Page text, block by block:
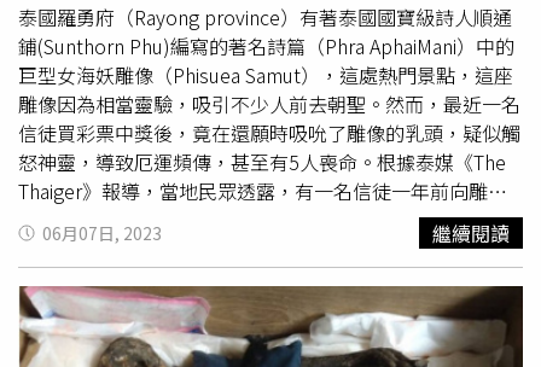
泰國羅勇府（Rayong province）有著泰國國寶級詩人順通
鋪(Sunthorn Phu)編寫的著名詩篇（Phra AphaiMani）中的
巨型女海妖雕像（Phisuea Samut），這處熱門景點，這座
雕像因為相當靈驗，吸引不少人前去朝聖。然而，最近一名
信徒買彩票中獎後，竟在還願時吸吮了雕像的乳頭，疑似觸
怒神靈，導致厄運頻傳，甚至有5人喪命。根據泰媒《The
Thaiger》報導，當地民眾透露，有一名信徒一年前向雕像
許願，希望買了彩票可以中獎，若願望達成，他將重回故地
吸吮雕像的乳頭以示答謝。沒想到這名信徒果真願望成真，
而他也信守承諾，吸吮了雕像的乳頭。未料這名信徒還願
後，當地開始接連發生一連串的厄運，先是有3人在一場車
禍中慘烈喪生，最近一周又有一名小孩溺斃、還有女子在車
06月07日, 2023 繼續閱讀